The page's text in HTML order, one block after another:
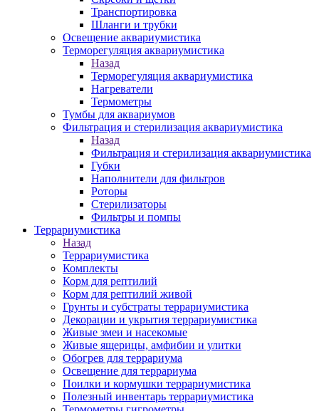
Транспортировка
Шланги и трубки
Освещение аквариумистика
Терморегуляция аквариумистика
Назад
Терморегуляция аквариумистика
Нагреватели
Термометры
Тумбы для аквариумов
Фильтрация и стерилизация аквариумистика
Назад
Фильтрация и стерилизация аквариумистика
Губки
Наполнители для фильтров
Роторы
Стерилизаторы
Фильтры и помпы
Террариумистика
Назад
Террариумистика
Комплекты
Корм для рептилий
Корм для рептилий живой
Грунты и субстраты террариумистика
Декорации и укрытия террариумистика
Живые змеи и насекомые
Живые ящерицы, амфибии и улитки
Обогрев для террариума
Освещение для террариума
Поилки и кормушки террариумистика
Полезный инвентарь террариумистика